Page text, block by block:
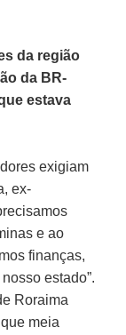
da região
da BR-
estava
exigiam
ex-
e ao
finanças,
estado”.
Roraima
meia